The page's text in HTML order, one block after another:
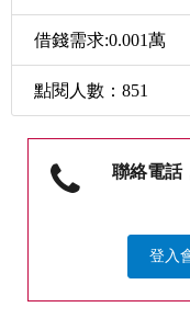
借錢需求:0.001萬
點閱人數：851
聯絡電話
登入